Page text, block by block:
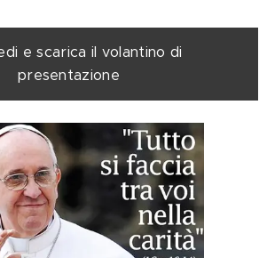
e scarica il volantino di
presentazione